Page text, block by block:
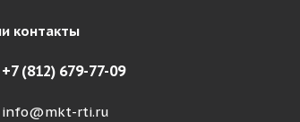
контакты
+7 (812) 679-77-09
info@mkt-rti.ru